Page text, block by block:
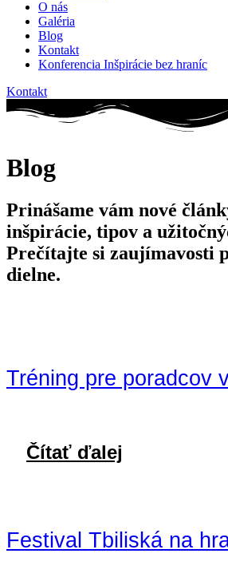
O nás
Galéria
Blog
Kontakt
Konferencia Inšpirácie bez hraníc
Kontakt
Blog
Prinášame vám nové
inšpirácie, tipov a
Prečítajte si zaujímavosti
dielne.
Tréning pre poradcov
Čítať ďalej
Festival Tbiliská na